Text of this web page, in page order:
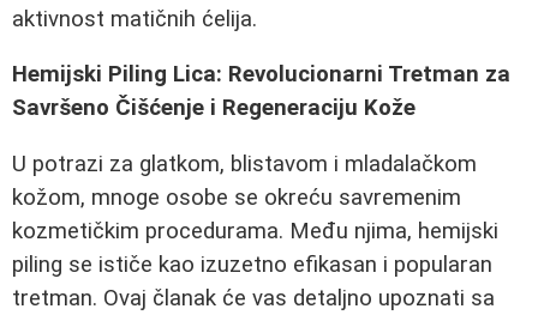
aktivnost matičnih ćelija.
Hemijski Piling Lica: Revolucionarni Tretman za
Savršeno Čišćenje i Regeneraciju Kože
U potrazi za glatkom, blistavom i mladalačkom
kožom, mnoge osobe se okreću savremenim
kozmetičkim procedurama. Među njima, hemijski
piling se ističe kao izuzetno efikasan i popularan
tretman. Ovaj članak će vas detaljno upoznati sa